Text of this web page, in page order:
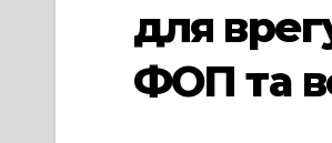
для
ФОП та